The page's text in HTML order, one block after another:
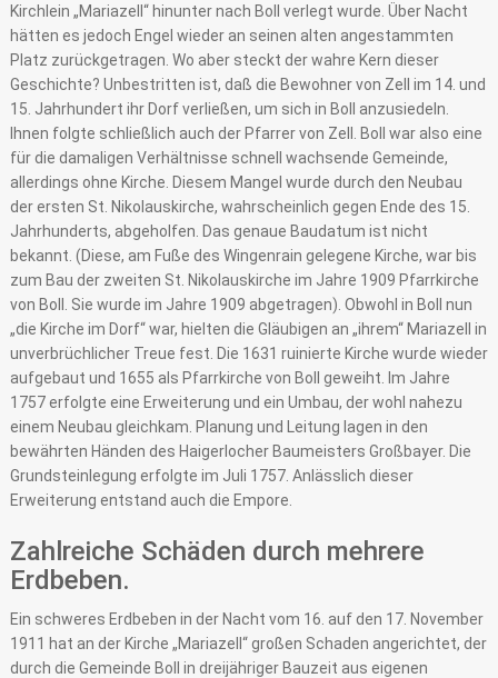
Kirchlein „Mariazell“ hinunter nach Boll verlegt wurde. Über Nacht
hätten es jedoch Engel wieder an seinen alten angestammten
Platz zurückgetragen. Wo aber steckt der wahre Kern dieser
Geschichte? Unbestritten ist, daß die Bewohner von Zell im 14. und
15. Jahrhundert ihr Dorf verließen, um sich in Boll anzusiedeln.
Ihnen folgte schließlich auch der Pfarrer von Zell. Boll war also eine
für die damaligen Verhältnisse schnell wachsende Gemeinde,
allerdings ohne Kirche. Diesem Mangel wurde durch den Neubau
der ersten St. Nikolauskirche, wahrscheinlich gegen Ende des 15.
Jahrhunderts, abgeholfen. Das genaue Baudatum ist nicht
bekannt. (Diese, am Fuße des Wingenrain gelegene Kirche, war bis
zum Bau der zweiten St. Nikolauskirche im Jahre 1909 Pfarrkirche
von Boll. Sie wurde im Jahre 1909 abgetragen). Obwohl in Boll nun
„die Kirche im Dorf“ war, hielten die Gläubigen an „ihrem“ Mariazell in
unverbrüchlicher Treue fest. Die 1631 ruinierte Kirche wurde wieder
aufgebaut und 1655 als Pfarrkirche von Boll geweiht. Im Jahre
1757 erfolgte eine Erweiterung und ein Umbau, der wohl nahezu
einem Neubau gleichkam. Planung und Leitung lagen in den
bewährten Händen des Haigerlocher Baumeisters Großbayer. Die
Grundsteinlegung erfolgte im Juli 1757. Anlässlich dieser
Erweiterung entstand auch die Empore.
Zahlreiche Schäden durch mehrere
Erdbeben.
Ein schweres Erdbeben in der Nacht vom 16. auf den 17. November
1911 hat an der Kirche „Mariazell“ großen Schaden angerichtet, der
durch die Gemeinde Boll in dreijähriger Bauzeit aus eigenen